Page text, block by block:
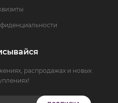
распродажах и новых